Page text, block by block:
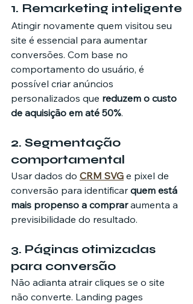
1. Remarketing inteligente
Atingir novamente quem visitou seu
site é essencial para aumentar
conversões. Com base no
comportamento do usuário, é
possível criar anúncios
personalizados que reduzem o custo
de aquisição em até 50%.
2. Segmentação
comportamental
Usar dados do CRM SVG e pixel de
conversão para identificar quem está
mais propenso a comprar aumenta a
previsibilidade do resultado.
3. Páginas otimizadas
para conversão
Não adianta atrair cliques se o site
não converte. Landing pages